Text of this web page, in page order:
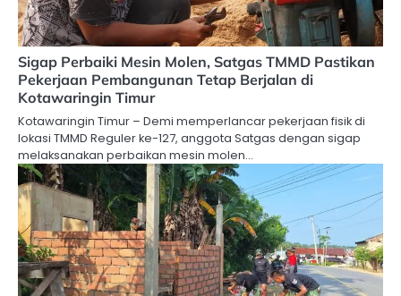
Sigap Perbaiki Mesin Molen, Satgas TMMD Pastikan
Pekerjaan Pembangunan Tetap Berjalan di
Kotawaringin Timur
Kotawaringin Timur – Demi memperlancar pekerjaan fisik di
lokasi TMMD Reguler ke-127, anggota Satgas dengan sigap
melaksanakan perbaikan mesin molen…